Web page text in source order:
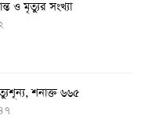
ও মৃত্যুর সংখ্যা
শনাক্ত ৬৬৫